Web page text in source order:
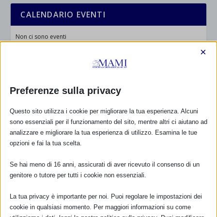
CALENDARIO EVENTI
Non ci sono eventi
TUTTI GLI EVENTI
GRAVIDANZA
NUMERO VERDE GRATUITO
Maggiori informazioni
RIMANI AGGIORNATO
Preferenze sulla privacy
×
Questo sito utilizza i cookie per migliorare la tua esperienza. Alcuni
sono essenziali per il funzionamento del sito, mentre altri ci aiutano ad
analizzare e migliorare la tua esperienza di utilizzo. Esamina le tue
opzioni e fai la tua scelta.
Se hai meno di 16 anni, assicurati di aver ricevuto il consenso di un
genitore o tutore per tutti i cookie non essenziali.
La tua privacy è importante per noi. Puoi regolare le impostazioni dei
cookie in qualsiasi momento. Per maggiori informazioni su come